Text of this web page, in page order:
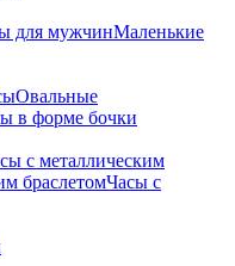
для мужчинМаленькие
Овальные
в форме бочки
с металлическим
браслетомЧасы с